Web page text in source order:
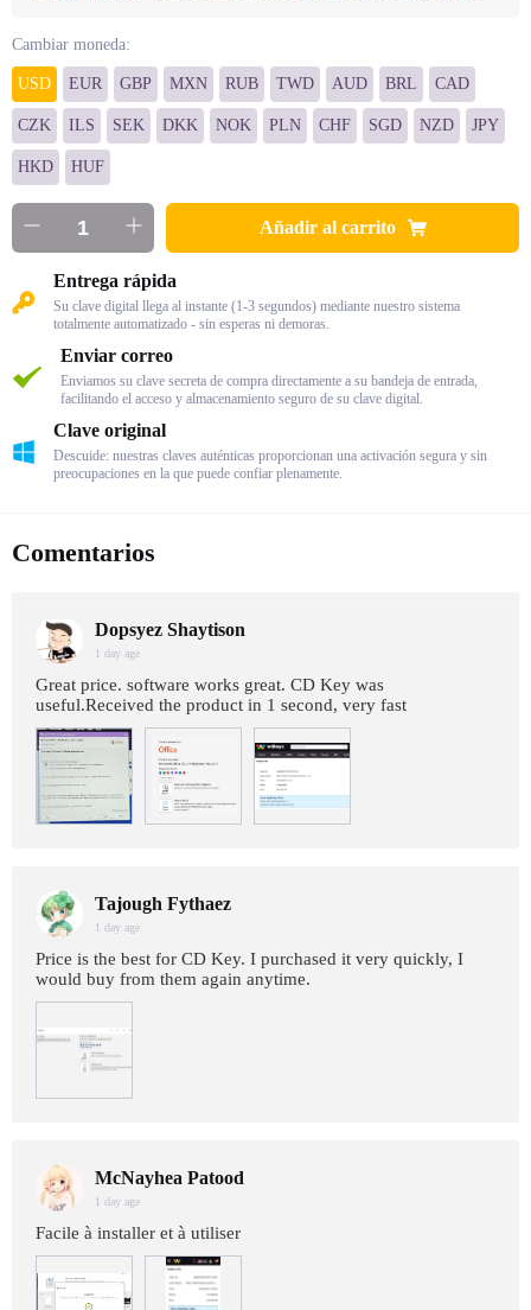
Cambiar moneda:
USD EUR GBP MXN RUB TWD AUD BRL CAD
CZK ILS SEK DKK NOK PLN CHF SGD NZD JPY
HKD HUF
Añadir al carrito
Entrega rápida
Su clave digital llega al instante (1-3 segundos) mediante nuestro sistema
totalmente automatizado - sin esperas ni demoras.
Enviar correo
Enviamos su clave secreta de compra directamente a su bandeja de entrada,
facilitando el acceso y almacenamiento seguro de su clave digital.
Clave original
Descuide: nuestras claves auténticas proporcionan una activación segura y sin
preocupaciones en la que puede confiar plenamente.
Comentarios
Dopsyez Shaytison
1 day age
Great price. software works great. CD Key was
useful.Received the product in 1 second, very fast
Tajough Fythaez
1 day age
Price is the best for CD Key. I purchased it very quickly, I
would buy from them again anytime.
McNayhea Patood
1 day age
Facile à installer et à utiliser